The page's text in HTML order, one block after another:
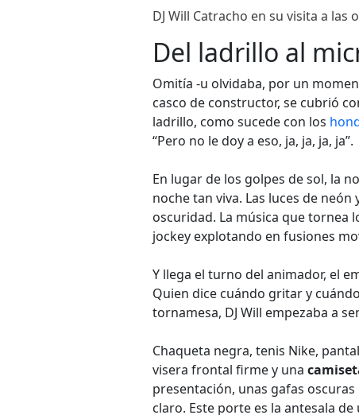
DJ Will Catracho en su visita a las
Del ladrillo al
Omitía -u olvidaba, por un
casco de constructor, se cubrió
ladrillo, como sucede con los
“Pero no le doy a eso, ja, ja, ja, ja”.
En lugar de los golpes de sol, la
noche tan viva. Las luces de
oscuridad. La música que tornea
jockey explotando en fusiones
Y llega el turno del animador, el
Quien dice cuándo gritar y
tornamesa, DJ Will empezaba a
Chaqueta negra, tenis Nike,
visera frontal firme y una
presentación, unas gafas
claro. Este porte es la antesala